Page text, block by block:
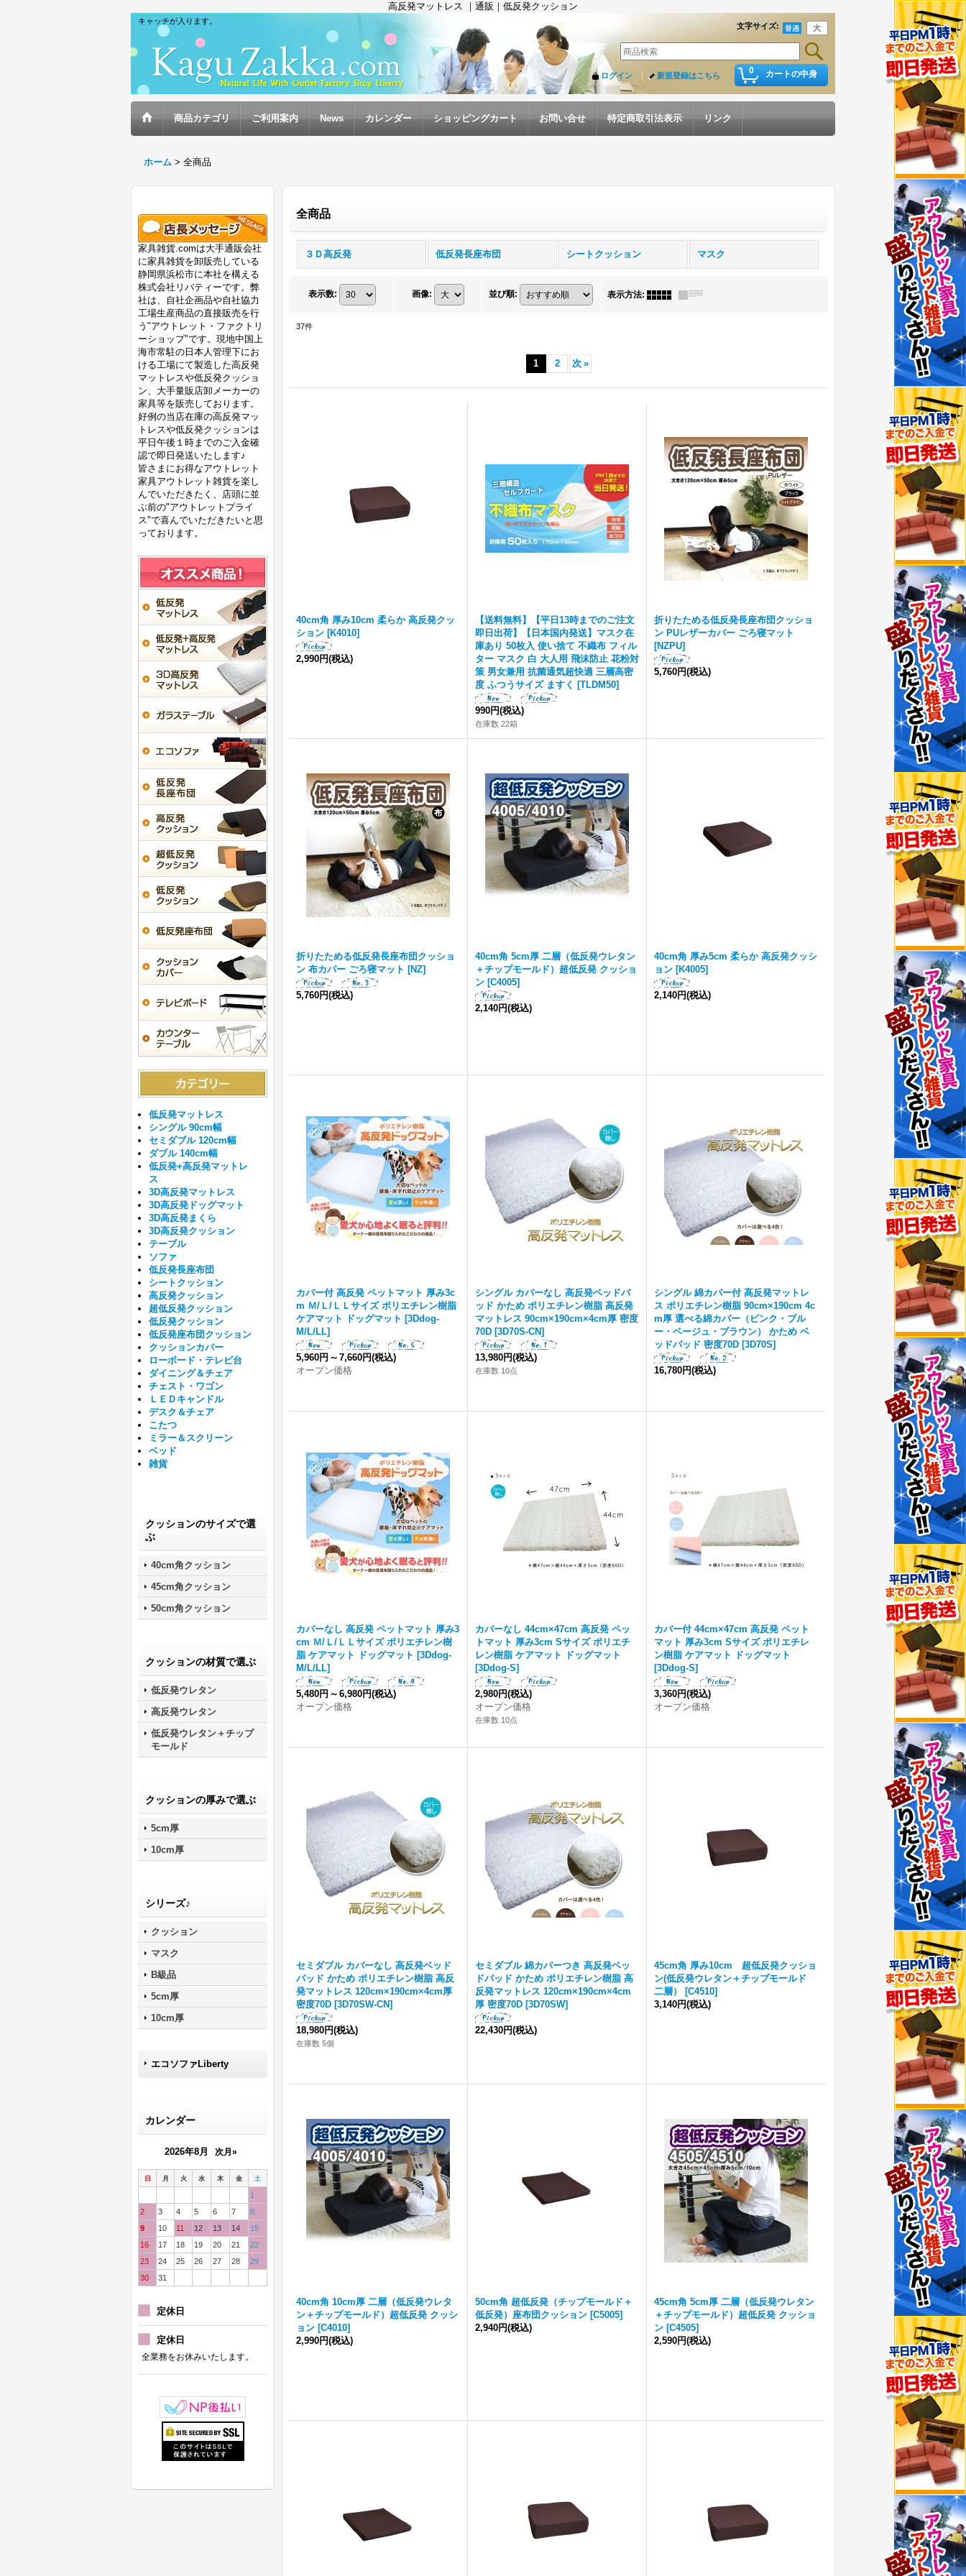
高反発マットレス ｜通販｜低反発クッション
キャッチが入ります。
文字サイズ:
0 カートの中身
ログイン 新規登録はこちら
商品カテゴリ ご利用案内 News カレンダー ショッピングカート お問い合せ 特定商取引法表示 リンク
ホーム > 全商品
家具雑貨.comは大手通販会社
に家具雑貨を卸販売している
静岡県浜松市に本社を構える
株式会社リバティーです。弊
社は、自社企画品や自社協力
工場生産商品の直接販売を行
う"アウトレット・ファクトリ
ーショップ"です。現地中国上
海市常駐の日本人管理下にお
ける工場にて製造した高反発
マットレスや低反発クッショ
ン、大手量販店卸メーカーの
家具等を販売しております。
好例の当店在庫の高反発マッ
トレスや低反発クッションは
平日午後１時までのご入金確
認で即日発送いたします♪
皆さまにお得なアウトレット
家具アウトレット雑貨を楽し
んでいただきたく、店頭に並
ぶ前の"アウトレットプライ
ス"で喜んでいただきたいと思
っております。
低反発マットレス
シングル 90cm幅
セミダブル 120cm幅
ダブル 140cm幅
低反発+高反発マットレ
ス
3D高反発マットレス
3D高反発ドッグマット
3D高反発まくら
3D高反発クッション
テーブル
ソファ
低反発長座布団
シートクッション
高反発クッション
超低反発クッション
低反発クッション
低反発座布団クッション
クッションカバー
ローボード・テレビ台
ダイニング＆チェア
チェスト・ワゴン
ＬＥＤキャンドル
デスク＆チェア
こたつ
ミラー＆スクリーン
ベッド
雑貨
クッションのサイズで選
ぶ
40cm角クッション
45cm角クッション
50cm角クッション
クッションの材質で選ぶ
低反発ウレタン
高反発ウレタン
低反発ウレタン＋チップ
モールド
クッションの厚みで選ぶ
5cm厚
10cm厚
シリーズ♪
クッション
マスク
B級品
5cm厚
10cm厚
エコソファLiberty
カレンダー
2026年8月 次月»
日 月 火 水 木 金 土
1
2
3 4 5 6 7
8
9
10 11 12 13 14
15
16
17 18 19 20 21
22
23
24 25 26 27 28
29
30
31
定休日
定休日
全業務をお休みいたします。
全商品
３Ｄ高反発 低反発長座布団 シートクッション マスク
表示数: 画像: 並び順: 表示方法:
37件
1 2 次 »
40cm角 厚み10cm 柔らか 高反発クッ
ション [K4010]
2,990円(税込)
【送料無料】【平日13時までのご注文
即日出荷】【日本国内発送】マスク在
庫あり 50枚入 使い捨て 不織布 フィル
ター マスク 白 大人用 飛沫防止 花粉対
策 男女兼用 抗菌通気超快適 三層高密
度 ふつうサイズ ますく
[TLDM50]
990円(税込)
在庫数 22箱
折りたためる低反発長座布団クッショ
ン PUレザーカバー ごろ寝マット
[NZPU]
5,760円(税込)
折りたためる低反発長座布団クッショ
ン 布カバー ごろ寝マット [NZ]
5,760円(税込)
40cm角 5cm厚 二層（低反発ウレタン
＋チップモールド）超低反発 クッショ
ン [C4005]
2,140円(税込)
40cm角 厚み5cm 柔らか 高反発クッシ
ョン [K4005]
2,140円(税込)
カバー付 高反発 ペットマット 厚み3c
m Ｍ/Ｌ/ＬＬサイズ ポリエチレン樹脂
ケアマット ドッグマット [3Ddog-
M/L/LL]
5,960円 ～ 7,660円(税込)
オープン価格
シングル カバーなし 高反発ベッドパ
ッド かため ポリエチレン樹脂 高反発
マットレス 90cm×190cm×4cm厚 密度
70D [3D70S-CN]
13,980円(税込)
在庫数 10点
シングル 綿カバー付 高反発マットレ
ス ポリエチレン樹脂 90cm×190cm 4c
m厚 選べる綿カバー（ピンク・ブル
ー・ベージュ・ブラウン） かため ベ
ッドパッド 密度70D [3D70S]
16,780円(税込)
カバーなし 高反発 ペットマット 厚み3
cm Ｍ/Ｌ/ＬＬサイズ ポリエチレン樹
脂 ケアマット ドッグマット [3Ddog-
M/L/LL]
5,480円 ～ 6,980円(税込)
オープン価格
カバーなし 44cm×47cm 高反発 ペッ
トマット 厚み3cm Sサイズ ポリエチ
レン樹脂 ケアマット ドッグマット
[3Ddog-S]
2,980円(税込)
オープン価格
在庫数 10点
カバー付 44cm×47cm 高反発 ペット
マット 厚み3cm Sサイズ ポリエチレ
ン樹脂 ケアマット ドッグマット
[3Ddog-S]
3,360円(税込)
オープン価格
セミダブル カバーなし 高反発ベッド
パッド かため ポリエチレン樹脂 高反
発マットレス 120cm×190cm×4cm厚
密度70D [3D70SW-CN]
18,980円(税込)
在庫数 5個
セミダブル 綿カバーつき 高反発ベッ
ドパッド かため ポリエチレン樹脂 高
反発マットレス 120cm×190cm×4cm
厚 密度70D [3D70SW]
22,430円(税込)
45cm角 厚み10cm 超低反発クッショ
ン(低反発ウレタン＋チップモールド
二層）
[C4510]
3,140円(税込)
40cm角 10cm厚 二層（低反発ウレタ
ン＋チップモールド）超低反発 クッシ
ョン [C4010]
2,990円(税込)
50cm角 超低反発（チップモールド＋
低反発）座布団クッション [C5005]
2,940円(税込)
45cm角 5cm厚 二層（低反発ウレタン
＋チップモールド）超低反発 クッショ
ン [C4505]
2,590円(税込)